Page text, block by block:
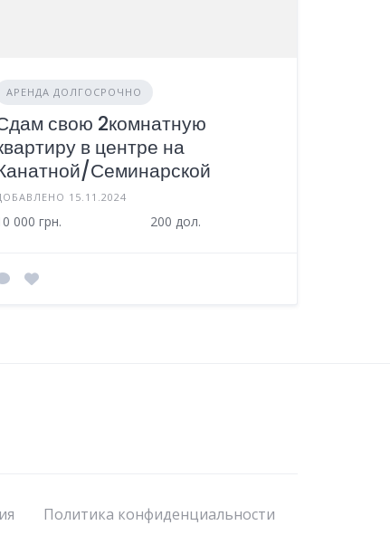
АРЕНДА ДОЛГОСРОЧНО
свою 2комнатную
в центре на
Семинарской
15.11.2024
000 грн. 200 дол.
Политика конфиденциальности